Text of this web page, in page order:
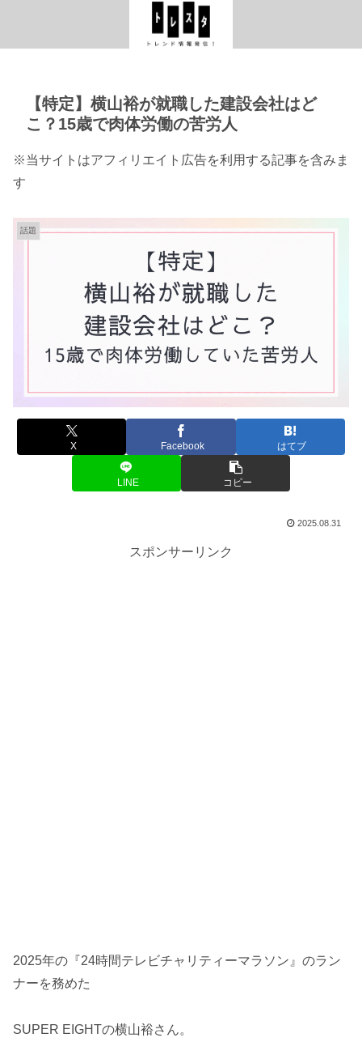
【特定】横山裕が就職した建設会社はど
こ？15歳で肉体労働の苦労人
※当サイトはアフィリエイト広告を利用する記事を含みま
す
話題
X Facebook はてブ
LINE コピー
2025.08.31
スポンサーリンク
2025年の『24時間テレビチャリティーマラソン』のラン
ナーを務めた
SUPER EIGHTの横山裕さん。